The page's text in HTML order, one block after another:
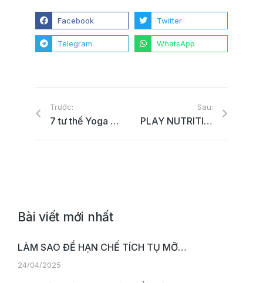
Bài viết mới nhất
LÀM SAO ĐỂ HẠN CHẾ TÍCH TỤ MỠ…
24/04/2025
Facebook Twitter
Telegram WhatsApp
Trước:
7 tư thế Yoga cơ bản cho dân văn phòng
Sau:
PLAY NUTRITION chính thức có mặt tại hệ thống S’LIFE GYM